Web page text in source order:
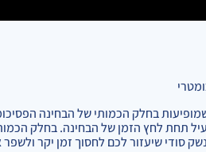
בחלק הכמותי של הבחינה
תחת לחץ הזמן של הבחינה. בחלק
סודי שיעזור לכם לחסוך זמן יקר ולשפר